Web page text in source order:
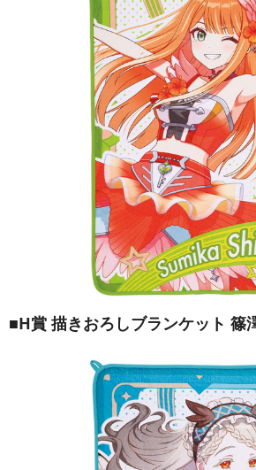
■H賞 描きおろしブランケット 篠